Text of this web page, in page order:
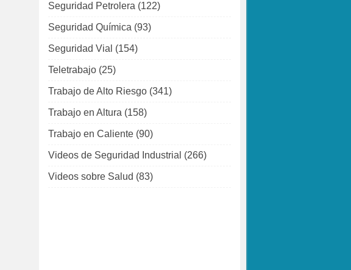
Seguridad Petrolera (122)
Seguridad Química (93)
Seguridad Vial (154)
Teletrabajo (25)
Trabajo de Alto Riesgo (341)
Trabajo en Altura (158)
Trabajo en Caliente (90)
Videos de Seguridad Industrial (266)
Videos sobre Salud (83)